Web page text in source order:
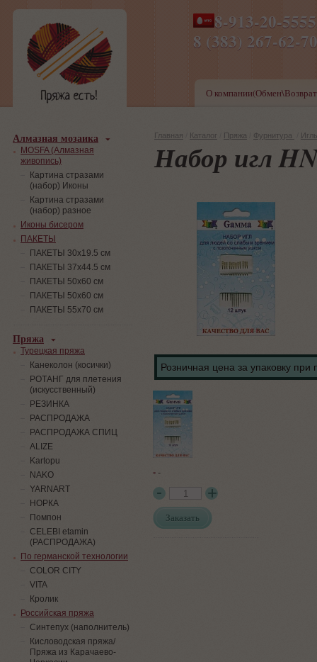
8-913-20-
8 (383) 267-
ПН-ПТ 8-17,СБ-ВС 9-
О
Главная Каталог Пряжа Фурнитура
Набор игл
Розничная цена за упаковку при
--
Заказать
Алмазная мозаика
MOSFA (Алмазная
живопись)
Картина стразами
(набор) Иконы
Картина стразами
(набор) разное
Иконы бисером
ПАКЕТЫ
ПАКЕТЫ 30х19.5 см
ПАКЕТЫ 37х44.5 см
ПАКЕТЫ 50х60 см
ПАКЕТЫ 50х60 см
ПАКЕТЫ 55х70 см
Пряжа
Турецкая пряжа
Канеколон (косички)
РОТАНГ для плетения
(искусственный)
PЕЗИНКА
РАСПРОДАЖА
РАСПРОДАЖА СПИЦ
ALIZE
Kartopu
NAKO
YARNART
НОРКА
Помпон
СELEBI etamin
(РАСПРОДАЖА)
По германской технологии
COLOR CITY
VITA
Кролик
Российская пряжа
Синтепух (наполнитель)
Кисловодская пряжа/
Пряжа из Карачаево-